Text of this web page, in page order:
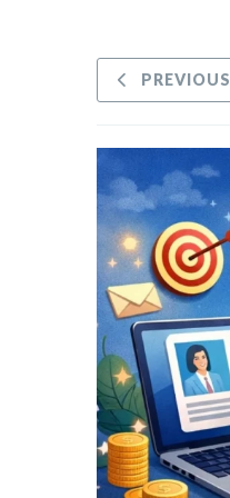
PREVIOUS